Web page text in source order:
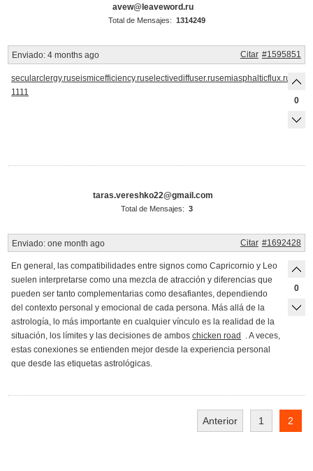
avew@leaveword.ru
Total de Mensajes: 1314249
Enviado: 4 months ago #1595851
Citar
secularclergy.ruseismicefficiency.ruselectivediffuser.rusemiasphalticflux.ru
1111
0
taras.vereshko22@gmail.com
Total de Mensajes: 3
Enviado: one month ago #1692428
Citar
En general, las compatibilidades entre signos como Capricornio y Leo
suelen interpretarse como una mezcla de atracción y diferencias que
pueden ser tanto complementarias como desafiantes, dependiendo
del contexto personal y emocional de cada persona. Más allá de la
astrología, lo más importante en cualquier vínculo es la realidad de la
situación, los límites y las decisiones de amboschicken road
. A veces,
estas conexiones se entienden mejor desde la experiencia personal
que desde las etiquetas astrológicas.
0
Anterior 1 2